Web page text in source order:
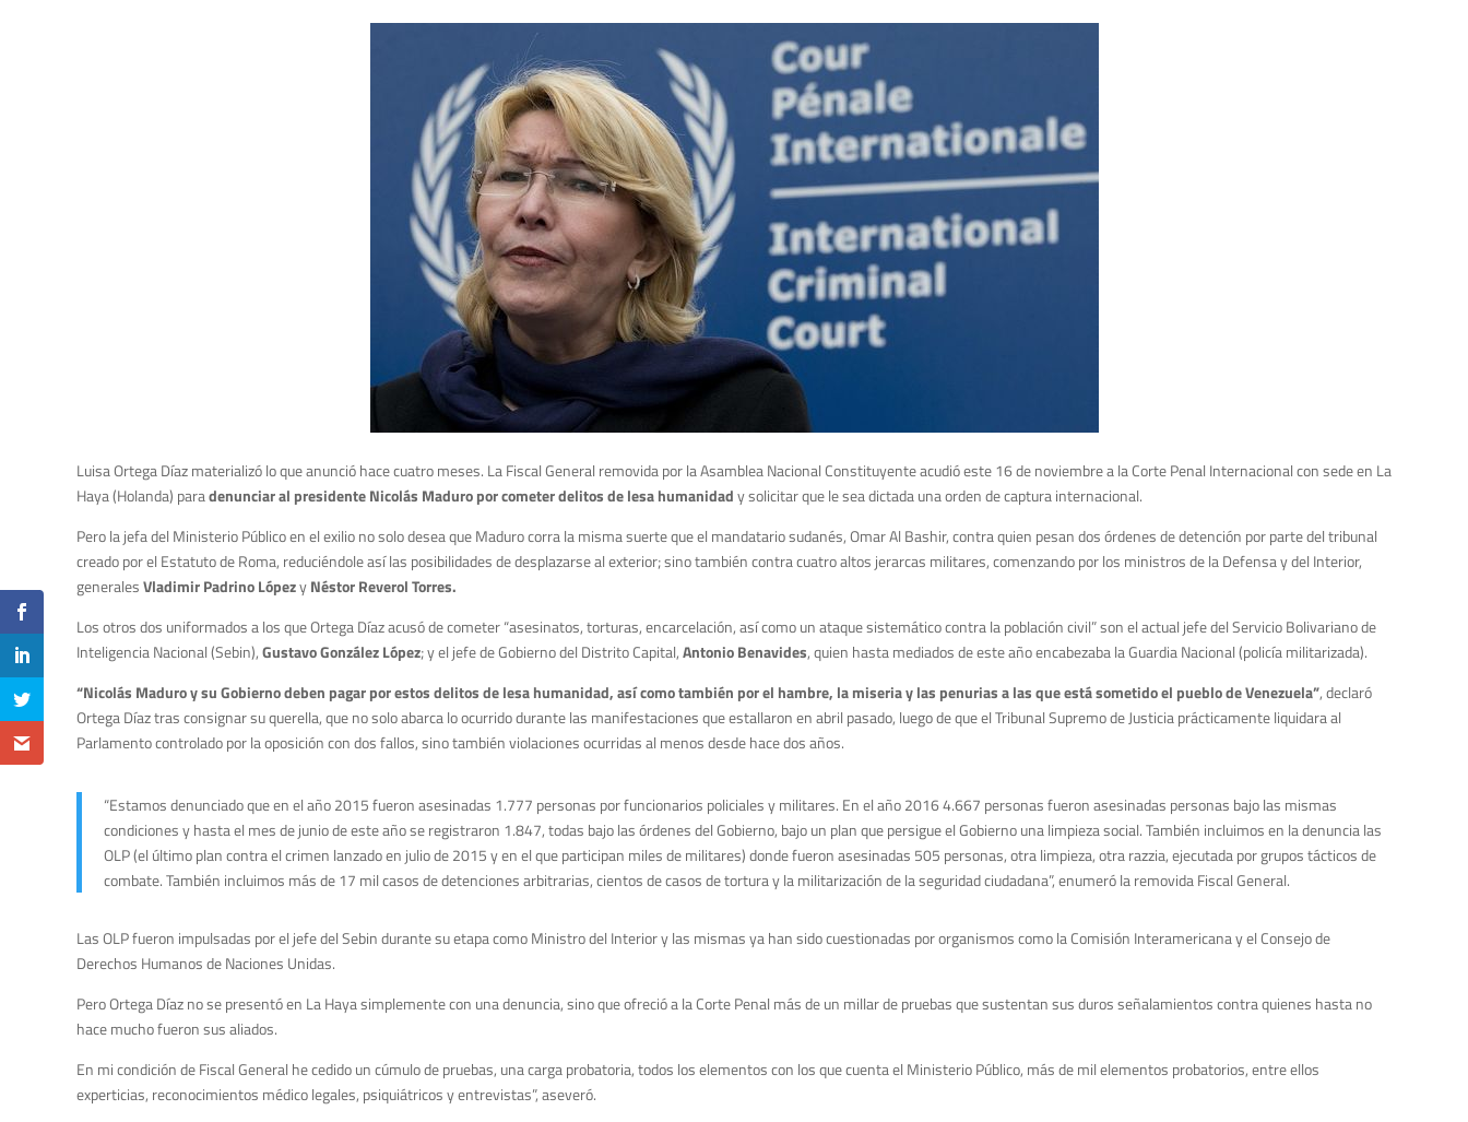
Luisa Ortega Díaz materializó lo que anunció hace cuatro meses. La Fiscal General removida por la Asamblea Nacional Constituyente acudió este 16 de noviembre a la Corte Penal Internacional con sede en La
Haya (Holanda) paradenunciar al presidente Nicolás Maduro por cometer delitos de lesa humanidady solicitar que le sea dictada una orden de captura internacional.
Pero la jefa del Ministerio Público en el exilio no solo desea que Maduro corra la misma suerte que el mandatario sudanés, Omar Al Bashir, contra quien pesan dos órdenes de detención por parte del tribunal
creado por el Estatuto de Roma, reduciéndole así las posibilidades de desplazarse al exterior; sino también contra cuatro altos jerarcas militares, comenzando por los ministros de la Defensa y del Interior,
generalesVladimir Padrino LópezyNéstor Reverol Torres.
Los otros dos uniformados a los que Ortega Díaz acusó de cometer “asesinatos, torturas, encarcelación, así como un ataque sistemático contra la población civil” son el actual jefe del Servicio Bolivariano de
Inteligencia Nacional (Sebin),Gustavo González López; y el jefe de Gobierno del Distrito Capital,Antonio Benavides, quien hasta mediados de este año encabezaba la Guardia Nacional (policía militarizada).
“Nicolás Maduro y su Gobierno deben pagar por estos delitos de lesa humanidad, así como también por el hambre, la miseria y las penurias a las que está sometido el pueblo de Venezuela”, declaró
Ortega Díaz tras consignar su querella, que no solo abarca lo ocurrido durante las manifestaciones que estallaron en abril pasado, luego de que el Tribunal Supremo de Justicia prácticamente liquidara al
Parlamento controlado por la oposición con dos fallos, sino también violaciones ocurridas al menos desde hace dos años.
“Estamos denunciado que en el año 2015 fueron asesinadas 1.777 personas por funcionarios policiales y militares. En el año 2016 4.667 personas fueron asesinadas personas bajo las mismas
condiciones y hasta el mes de junio de este año se registraron 1.847, todas bajo las órdenes del Gobierno, bajo un plan que persigue el Gobierno una limpieza social. También incluimos en la denuncia las
OLP (el último plan contra el crimen lanzado en julio de 2015 y en el que participan miles de militares) donde fueron asesinadas 505 personas, otra limpieza, otra razzia, ejecutada por grupos tácticos de
combate. También incluimos más de 17 mil casos de detenciones arbitrarias, cientos de casos de tortura y la militarización de la seguridad ciudadana”, enumeró la removida Fiscal General.
Las OLP fueron impulsadas por el jefe del Sebin durante su etapa como Ministro del Interior y las mismas ya han sido cuestionadas por organismos como la Comisión Interamericana y el Consejo de
Derechos Humanos de Naciones Unidas.
Pero Ortega Díaz no se presentó en La Haya simplemente con una denuncia, sino que ofreció a la Corte Penal más de un millar de pruebas que sustentan sus duros señalamientos contra quienes hasta no
hace mucho fueron sus aliados.
En mi condición de Fiscal General he cedido un cúmulo de pruebas, una carga probatoria, todos los elementos con los que cuenta el Ministerio Público, más de mil elementos probatorios, entre ellos
experticias, reconocimientos médico legales, psiquiátricos y entrevistas”, aseveró.